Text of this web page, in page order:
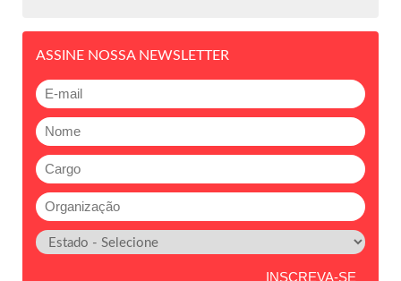
ASSINE NOSSA NEWSLETTER